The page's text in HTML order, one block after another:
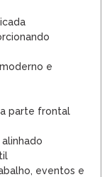
e
parte frontal
eventos e